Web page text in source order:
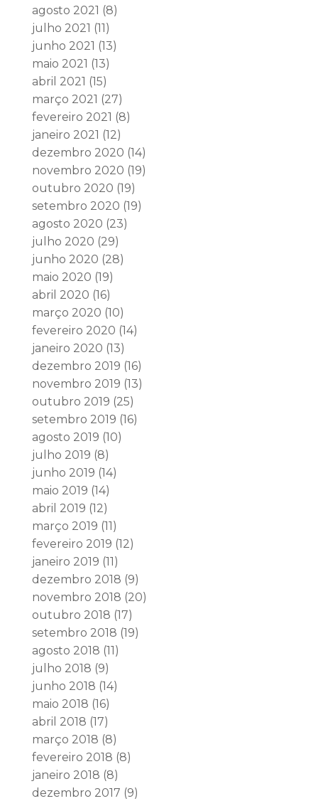
agosto 2021 (8)
julho 2021 (11)
junho 2021 (13)
maio 2021 (13)
abril 2021 (15)
março 2021 (27)
fevereiro 2021 (8)
janeiro 2021 (12)
dezembro 2020 (14)
novembro 2020 (19)
outubro 2020 (19)
setembro 2020 (19)
agosto 2020 (23)
julho 2020 (29)
junho 2020 (28)
maio 2020 (19)
abril 2020 (16)
março 2020 (10)
fevereiro 2020 (14)
janeiro 2020 (13)
dezembro 2019 (16)
novembro 2019 (13)
outubro 2019 (25)
setembro 2019 (16)
agosto 2019 (10)
julho 2019 (8)
junho 2019 (14)
maio 2019 (14)
abril 2019 (12)
março 2019 (11)
fevereiro 2019 (12)
janeiro 2019 (11)
dezembro 2018 (9)
novembro 2018 (20)
outubro 2018 (17)
setembro 2018 (19)
agosto 2018 (11)
julho 2018 (9)
junho 2018 (14)
maio 2018 (16)
abril 2018 (17)
março 2018 (8)
fevereiro 2018 (8)
janeiro 2018 (8)
dezembro 2017 (9)